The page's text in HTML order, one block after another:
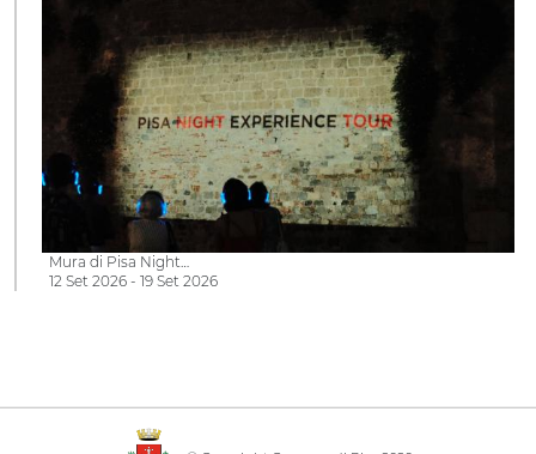
Mura di Pisa Night…
12 Set 2026 - 19 Set 2026